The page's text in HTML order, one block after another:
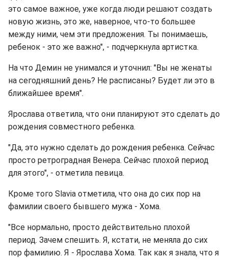
это самое важное, уже когда люди решают создать
новую жизнь, это же, наверное, что-то большее
между ними, чем эти предложения. Ты понимаешь,
ребенок - это же важно", - подчеркнула артистка.
На что Демин не унимался и уточнил: "Вы не женаты
на сегодняшний день? Не расписаны? Будет ли это в
ближайшее время".
Ярослава ответила, что они планируют это сделать до
рождения совместного ребенка.
"Да, это нужно сделать до рождения ребенка. Сейчас
просто ретроградная Венера. Сейчас плохой период
для этого", - отметила певица.
Кроме того Slavia отметила, что она до сих пор на
фамилии своего бывшего мужа - Хома.
"Все нормально, просто действительно плохой
период. Зачем спешить. Я, кстати, не меняла до сих
пор фамилию. Я - Ярослава Хома. Так как я знала, что я